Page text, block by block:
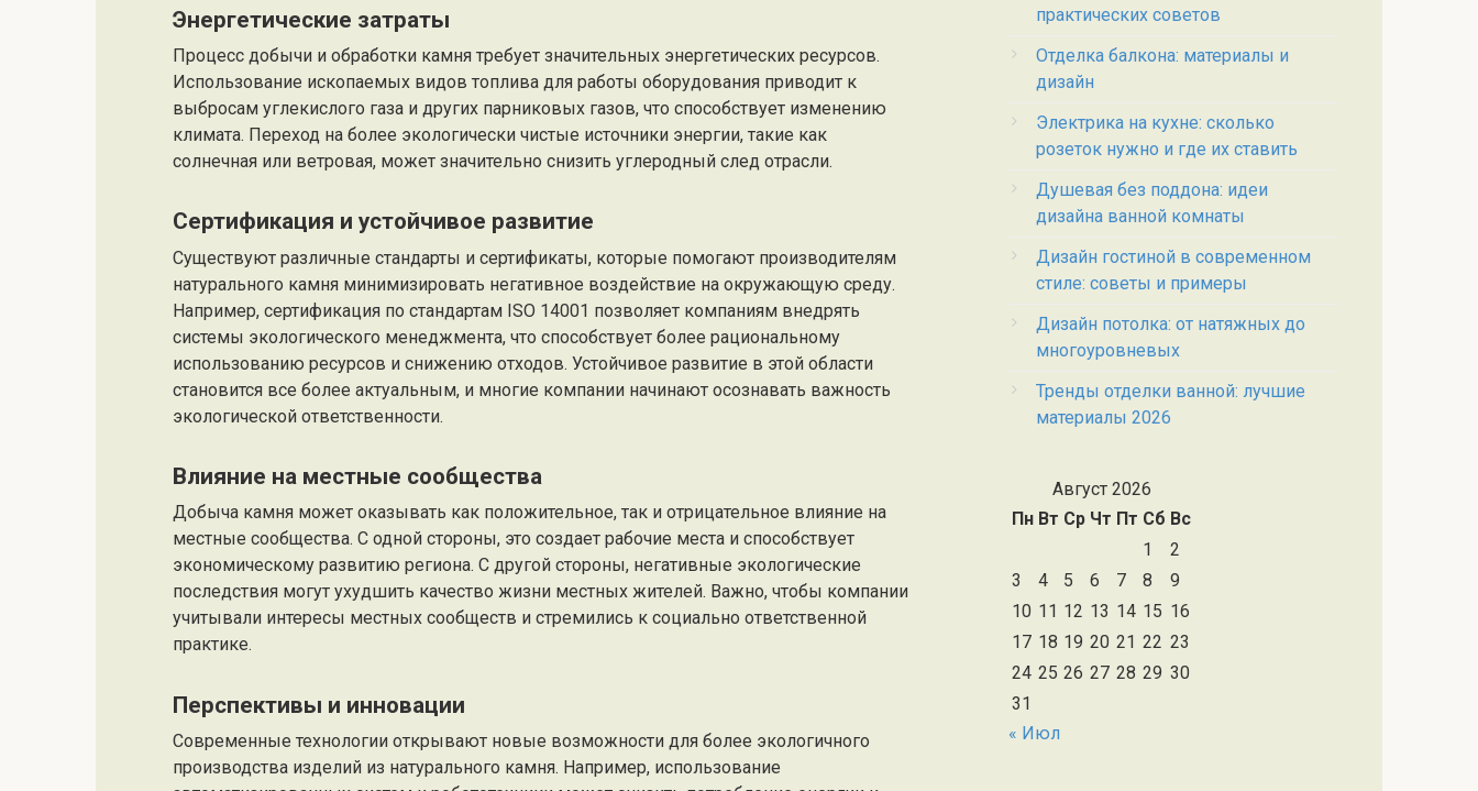
Энергетические затраты
Процесс добычи и обработки камня требует значительных энергетических ресурсов.
Использование ископаемых видов топлива для работы оборудования приводит к
выбросам углекислого газа и других парниковых газов, что способствует изменению
климата. Переход на более экологически чистые источники энергии, такие как
солнечная или ветровая, может значительно снизить углеродный след отрасли.
Сертификация и устойчивое развитие
Существуют различные стандарты и сертификаты, которые помогают производителям
натурального камня минимизировать негативное воздействие на окружающую среду.
Например, сертификация по стандартам ISO 14001 позволяет компаниям внедрять
системы экологического менеджмента, что способствует более рациональному
использованию ресурсов и снижению отходов. Устойчивое развитие в этой области
становится все более актуальным, и многие компании начинают осознавать важность
экологической ответственности.
Влияние на местные сообщества
Добыча камня может оказывать как положительное, так и отрицательное влияние на
местные сообщества. С одной стороны, это создает рабочие места и способствует
экономическому развитию региона. С другой стороны, негативные экологические
последствия могут ухудшить качество жизни местных жителей. Важно, чтобы компании
учитывали интересы местных сообществ и стремились к социально ответственной
практике.
Перспективы и инновации
Современные технологии открывают новые возможности для более экологичного
производства изделий из натурального камня. Например, использование
практических советов
Отделка балкона: материалы и
дизайн
Электрика на кухне: сколько
розеток нужно и где их ставить
Душевая без поддона: идеи
дизайна ванной комнаты
Дизайн гостиной в современном
стиле: советы и примеры
Дизайн потолка: от натяжных до
многоуровневых
Тренды отделки ванной: лучшие
материалы 2026
Август 2026
Пн Вт Ср Чт Пт Сб Вс
1
2
3
4 5 6 7 8
9
10 11 12 13 14 15 16
17 18 19 20 21 22 23
24 25 26 27 28 29 30
31
« Июл